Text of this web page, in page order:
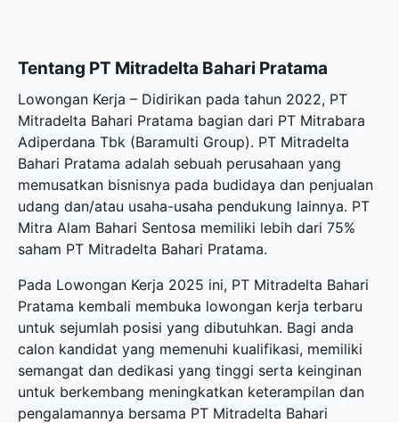
Tentang PT Mitradelta Bahari Pratama
Lowongan Kerja – Didirikan pada tahun 2022, PT
Mitradelta Bahari Pratama bagian dari PT Mitrabara
Adiperdana Tbk (Baramulti Group). PT Mitradelta
Bahari Pratama adalah sebuah perusahaan yang
memusatkan bisnisnya pada budidaya dan penjualan
udang dan/atau usaha-usaha pendukung lainnya. PT
Mitra Alam Bahari Sentosa memiliki lebih dari 75%
saham PT Mitradelta Bahari Pratama.
Pada Lowongan Kerja 2025 ini, PT Mitradelta Bahari
Pratama kembali membuka lowongan kerja terbaru
untuk sejumlah posisi yang dibutuhkan. Bagi anda
calon kandidat yang memenuhi kualifikasi, memiliki
semangat dan dedikasi yang tinggi serta keinginan
untuk berkembang meningkatkan keterampilan dan
pengalamannya bersama PT Mitradelta Bahari